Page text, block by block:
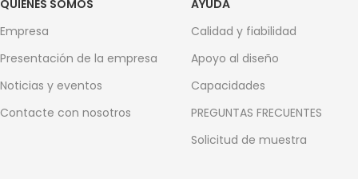
QUIÉNES SOMOS
Empresa
Presentación de la empresa
Noticias y eventos
Contacte con nosotros
AYUDA
Calidad y fiabilidad
Apoyo al diseño
Capacidades
PREGUNTAS FRECUENTES
Solicitud de muestra